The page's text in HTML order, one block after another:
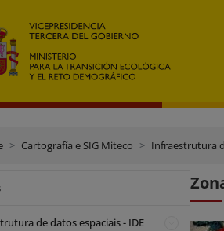
Cartografía e SIG Miteco Infraestrutura
de datos espaciais - IDE